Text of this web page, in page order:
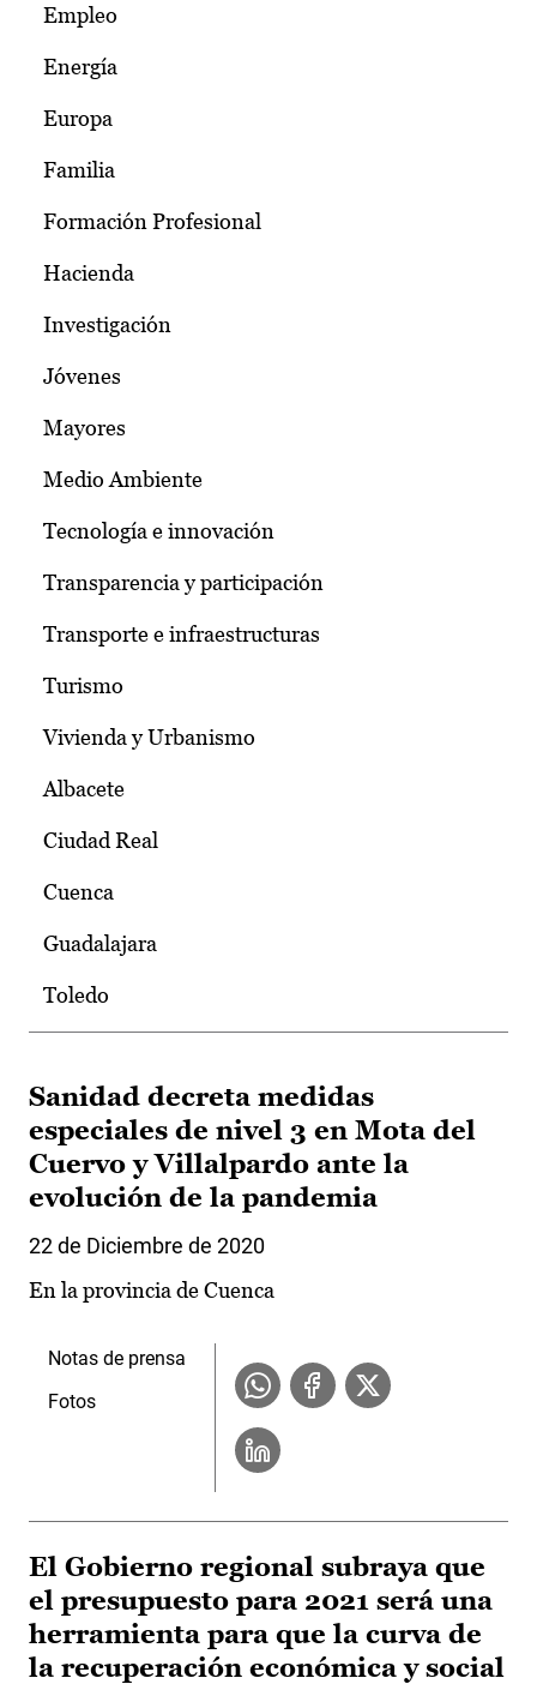
Empleo
Energía
Europa
Familia
Formación Profesional
Hacienda
Investigación
Jóvenes
Mayores
Medio Ambiente
Tecnología e innovación
Transparencia y participación
Transporte e infraestructuras
Turismo
Vivienda y Urbanismo
Albacete
Ciudad Real
Cuenca
Guadalajara
Toledo
Sanidad decreta medidas
especiales de nivel 3 en Mota del
Cuervo y Villalpardo ante la
evolución de la pandemia
22 de Diciembre de 2020
En la provincia de Cuenca
Notas de prensa
Fotos
El Gobierno regional subraya que
el presupuesto para 2021 será una
herramienta para que la curva de
la recuperación económica y social